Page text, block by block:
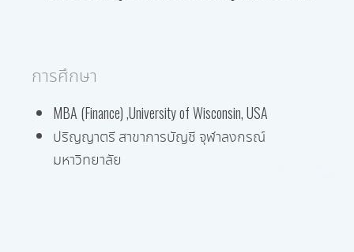
การศึกษา
MBA (Finance) ,University of Wisconsin, USA
ปริญญาตรี สาขาการบัญชี จุฬาลงกรณ์
มหาวิทยาลัย